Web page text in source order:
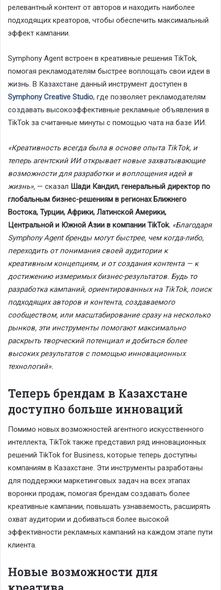
релевантный контент от авторов и находить наиболее
подходящих креаторов, чтобы обеспечить максимальный
эффект кампании.
Symphony Agent встроен в креативные решения TikTok,
помогая рекламодателям быстрее воплощать свои идеи в
жизнь. В Казахстане данный инструмент доступен в
Symphony Creative Studio, где позволяет рекламодателям
создавать высокоэффективные рекламные объявления в
TikTok за считанные минуты с помощью чата на базе ИИ.
«Креативность всегда была в основе опыта TikTok, и
теперь агентский ИИ открывает новые захватывающие
возможности для разработки и воплощения идей в
жизнь», — сказал Шади Кандил, генеральный директор по
глобальным бизнес-решениям в регионах Ближнего
Востока, Турции, Африки, Латинской Америки,
Центральной и Южной Азии в компании TikTok. «Благодаря
Symphony Agent бренды могут быстрее, чем когда-либо,
переходить от понимания своей аудитории к
креативным концепциям, и от создания контента — к
достижению измеримых бизнес-результатов. Будь то
разработка кампаний, ориентированных на TikTok, поиск
подходящих авторов и контента, создаваемого
сообществом, или масштабирование сразу на несколько
рынков, эти инструменты помогают максимально
раскрыть творческий потенциал и добиться более
высоких результатов с помощью инновационных
технологий».
Теперь брендам в Казахстане
доступно больше инноваций
Помимо новых возможностей агентного искусственного
интеллекта, TikTok также представил ряд инновационных
решений TikTok for Business, которые теперь доступны
компаниям в Казахстане. Эти инструменты разработаны
для поддержки маркетинговых задач на всех этапах
воронки продаж, помогая брендам создавать более
креативные кампании, повышать узнаваемость, расширять
охват аудитории и добиваться более высокой
эффективности рекламных кампаний на каждом этапе пути
клиента.
Новые возможности для